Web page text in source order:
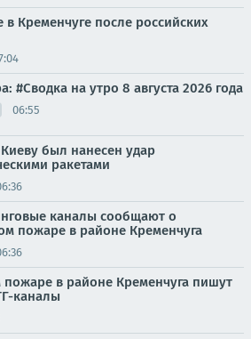
Кременчуге после российских
#Сводка на утро 8 августа 2026 года
06:55
был нанесен удар
ракетами
каналы сообщают о
пожаре в районе Кременчуга
в районе Кременчуга пишут
каналы